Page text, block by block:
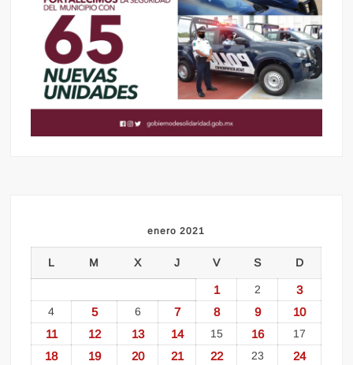
enero 2021
L M X J V S D
1 2 3
4 5 6 7 8 9
10
11
12 13 14 15 16 17
18 19 20 21 22 23
24